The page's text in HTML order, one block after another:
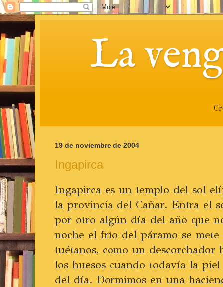
La
19 de noviembre de 2004
Ingapirca
Ingapirca es un templo del sol
la provincia del Cañar. Entra el
por otro algún día del año que
noche el frío del páramo se mete
tuétanos, como un descorchador
los huesos cuando todavía la
del día. Dormimos en una